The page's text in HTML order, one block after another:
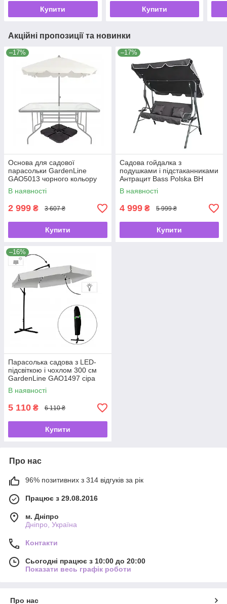
Купити Купити
Акційні пропозиції та новинки
–17%
Основа для садової
парасольки GardenLine
GAO5013 чорного кольору
В наявності
2 999 ₴ 3 607 ₴
Купити
–17%
Садова гойдалка з
подушками і підстаканниками
Антрацит Bass Polska BH
10030
В наявності
4 999 ₴ 5 999 ₴
Купити
–16%
Парасолька садова з LED-
підсвіткою і чохлом 300 см
GardenLine GAO1497 сіра
В наявності
5 110 ₴ 6 110 ₴
Купити
Про нас
96% позитивних з 314 відгуків за рік
Працює з 29.08.2016
м. Дніпро
Дніпро, Україна
Контакти
Сьогодні працює з 10:00 до 20:00
Показати весь графік роботи
Про нас